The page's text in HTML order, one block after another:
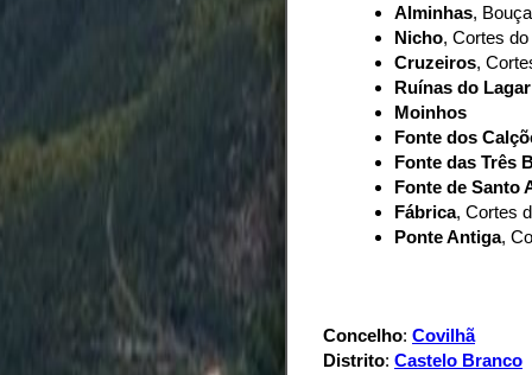
Alminhas,
Nicho, Cortes
Cruzeiros,
Ruínas do
Moinhos
Fonte dos
Fonte das Três
Fonte de Santo
Fábrica, Cortes
Ponte Antiga,
Concelho: Covilhã
Distrito: Castelo Branco